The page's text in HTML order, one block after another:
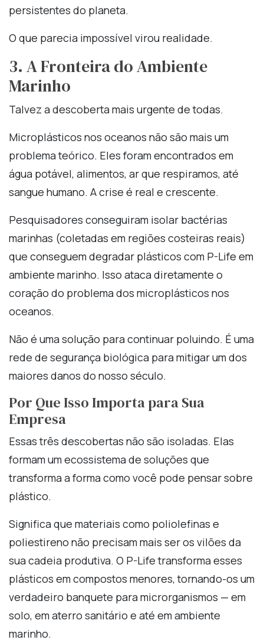
persistentes do planeta.
O que parecia impossível virou realidade.
3. A Fronteira do Ambiente
Marinho
Talvez a descoberta mais urgente de todas.
Microplásticos nos oceanos não são mais um
problema teórico. Eles foram encontrados em
água potável, alimentos, ar que respiramos, até
sangue humano. A crise é real e crescente.
Pesquisadores conseguiram isolar bactérias
marinhas (coletadas em regiões costeiras reais)
que conseguem degradar plásticos com P-Life em
ambiente marinho. Isso ataca diretamente o
coração do problema dos microplásticos nos
oceanos.
Não é uma solução para continuar poluindo. É uma
rede de segurança biológica para mitigar um dos
maiores danos do nosso século.
Por Que Isso Importa para Sua
Empresa
Essas três descobertas não são isoladas. Elas
formam um ecossistema de soluções que
transforma a forma como você pode pensar sobre
plástico.
Significa que materiais como poliolefinas e
poliestireno não precisam mais ser os vilões da
sua cadeia produtiva. O P-Life transforma esses
plásticos em compostos menores, tornando-os um
verdadeiro banquete para microrganismos — em
solo, em aterro sanitário e até em ambiente
marinho.